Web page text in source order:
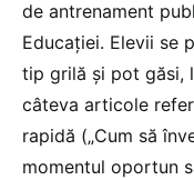
de antrenament
Educației. Elevii se
tip grilă și pot găsi,
câteva articole
rapidă („Cum să
momentul oportun